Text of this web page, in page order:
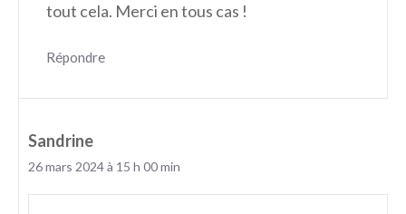
tout cela. Merci en tous cas !
Répondre
Sandrine
26 mars 2024 à 15 h 00 min